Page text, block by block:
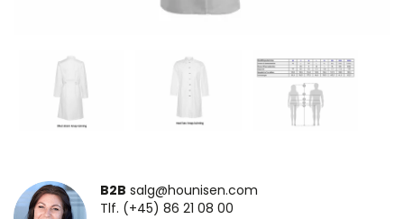
B2B salg@hounisen.com
Tlf. (+45) 86 21 08 00